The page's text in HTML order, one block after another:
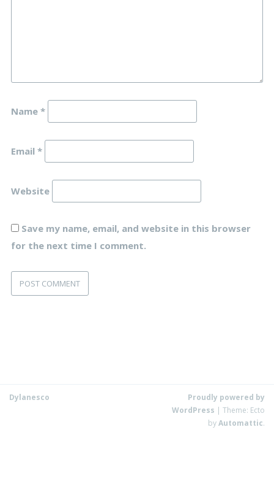
Name *
Email *
Website
Save my name, email, and website in this browser
for the next time I comment.
Dylanesco
Proudly powered by
WordPress | Theme: Ecto
byAutomattic.